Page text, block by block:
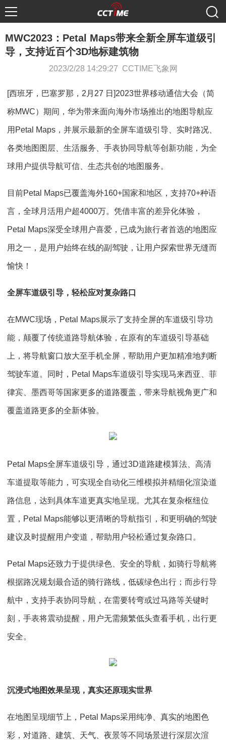
MWC2023：Petal Maps带来全新全屏车道级引
导，支持近百个3D地标建筑物
2023/2/28 14:29:27 CCTIME飞象网
[西班牙，巴塞罗那，2月27 日]2023世界移动通信大会（简
称MWC）期间，华为带来面向海外市场推出的地图导航应
用Petal Maps，并展示最新的全屏车道级引导、实时路况、
各类地图图层、生活服务、手表协同导航等创新功能，为全
球用户提供导航可信、生态共创的地图服务。
目前Petal Maps已覆盖海外160+国家和地区，支持70+种语
言，全球月活用户超4000万。凭借丰富的差异化体验，
Petal Maps深受全球用户喜爱，已成为旅行者首选的地图应
用之一，是用户始终在线的副驾驶，让用户探索世界无缝而
愉快！
全屏车道级引导，轻松应对复杂路口
在MWC现场，Petal Maps展示了支持全屏的车道级引导功
能，颠覆了传统道路导航体验，在原有的车道级引导基础
上，将导航窗口放大至手机全屏，帮助用户更加精准地判断
驾驶车道。同时，Petal Maps车道级引导实现马来西亚、菲
律宾、墨西哥等国家更多的道路覆盖，带来导航视角更广和
覆盖道路更多的全新体验。
Petal Maps全屏车道级引导，通过3D道路建模算法、高清
车道提取等能力，可实现全自动化三维模拟并精细化渲染道
路信息，达到具体车道更真实地呈现。尤其在复杂枢纽位
置，Petal Maps能够以更清晰的导航指引，和更明确的驾驶
建议及时提醒用户变道，帮助用户轻松通过复杂路口。
Petal Maps还致力于提供绿色、安全的导航，如骑行导航将
根据路况规划最合适的骑行路线，低碳绿色出行；而步行导
航中，支持手表协同导航，在需要转弯或过马路等关键时
刻，手表将震动提醒，用户无需频繁低头查看手机，出行更
安全。
沉浸式地图效果呈现，真实还原现实世界
在地图呈现细节上，Petal Maps采用纯净、真实的地图色
彩，对道路、建筑、天气、夜景等不同场景进行深层次渲